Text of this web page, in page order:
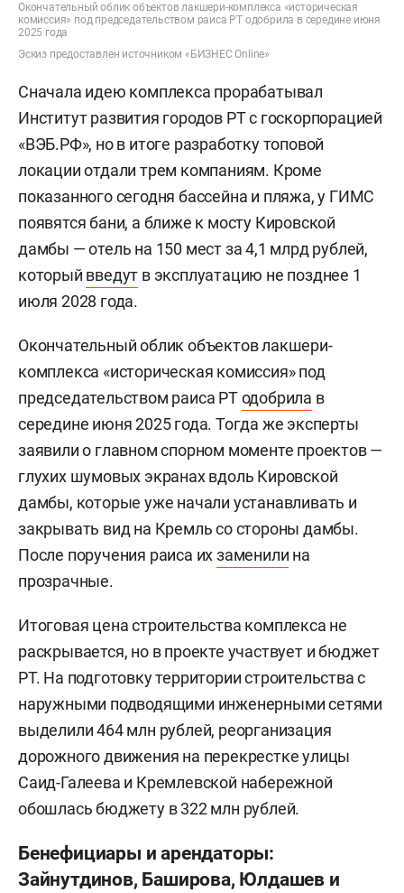
Окончательный облик объектов лакшери-комплекса «историческая
комиссия» под председательством раиса РТ одобрила в середине июня
2025 года
Эскиз предоставлен источником «БИЗНЕС Online»
Сначала идею комплекса прорабатывал
Институт развития городов РТ с госкорпорацией
«ВЭБ.РФ», но в итоге разработку топовой
локации отдали трем компаниям. Кроме
показанного сегодня бассейна и пляжа, у ГИМС
появятся бани, а ближе к мосту Кировской
дамбы — отель на 150 мест за 4,1 млрд рублей,
который введут в эксплуатацию не позднее 1
июля 2028 года.
Окончательный облик объектов лакшери-
комплекса «историческая комиссия» под
председательством раиса РТодобрила в
середине июня 2025 года. Тогда же эксперты
заявили о главном спорном моменте проектов —
глухих шумовых экранах вдоль Кировской
дамбы, которые уже начали устанавливать и
закрывать вид на Кремль со стороны дамбы.
После поручения раиса ихзаменили на
прозрачные.
Итоговая цена строительства комплекса не
раскрывается, но в проекте участвует и бюджет
РТ. На подготовку территории строительства с
наружными подводящими инженерными сетями
выделили 464 млн рублей, реорганизация
дорожного движения на перекрестке улицы
Саид-Галеева и Кремлевской набережной
обошлась бюджету в 322 млн рублей.
Бенефициары и арендаторы:
Зайнутдинов, Баширова, Юлдашев и